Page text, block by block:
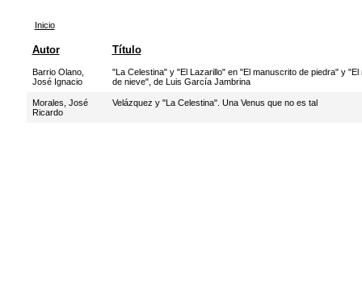
Inicio
Autor Título
Barrio Olano,
José Ignacio
"La Celestina" y "El Lazarillo" en "El manuscrito de piedra" y "El
de nieve", de Luis García Jambrina
Morales, José
Ricardo
Velázquez y "La Celestina". Una Venus que no es tal